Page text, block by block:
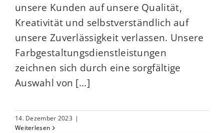
unsere Kunden auf unsere Qualität,
Kreativität und selbstverständlich auf
unsere Zuverlässigkeit verlassen. Unsere
Farbgestaltungsdienstleistungen
zeichnen sich durch eine sorgfältige
Auswahl von [...]
14. Dezember 2023 |
Weiterlesen